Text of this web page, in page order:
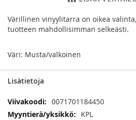
Värillinen vinyylitarra on oikea
tuotteen mahdollisimman selkeästi.
Väri: Musta/valkoinen
Lisätietoja
Lisätietoja
0071701184450
KPL